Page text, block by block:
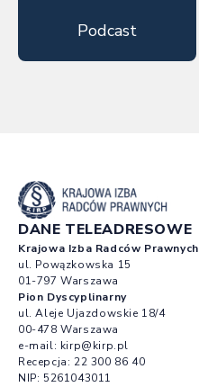
Podcast
DANE TELEADRESOWE
Krajowa Izba Radców Prawnych
ul. Powązkowska 15
01-797 Warszawa
Pion Dyscyplinarny
ul. Aleje Ujazdowskie 18/4
00-478 Warszawa
e-mail: kirp@kirp.pl
Recepcja: 22 300 86 40
NIP: 5261043011